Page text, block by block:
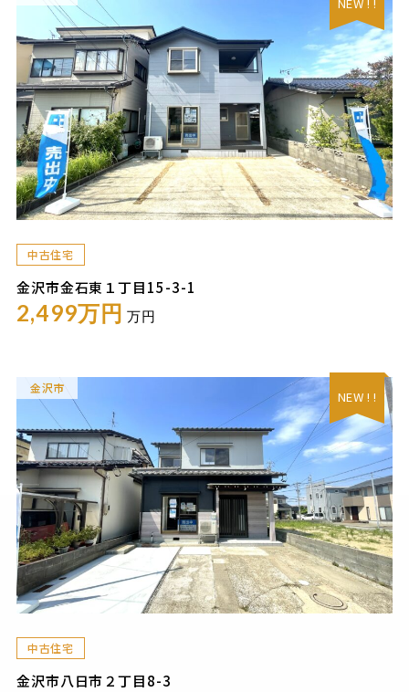
中古住宅
金沢市金石東１丁目15-3-1
2,499万円 万円
金沢市
NEW ! !
中古住宅
金沢市八日市２丁目8-3